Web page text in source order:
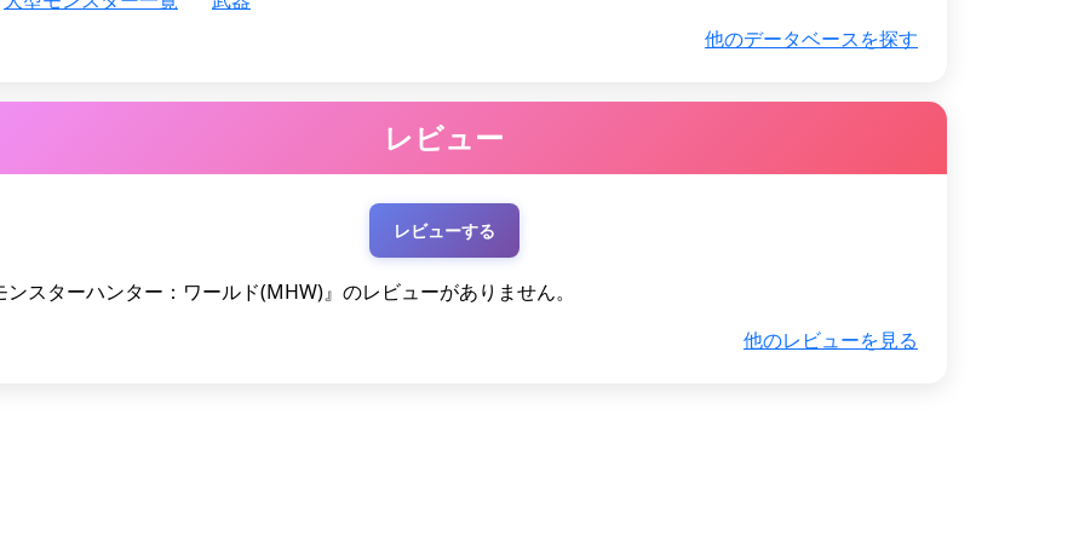
他のデータベースを探す
レビュー
レビューする
ンスターハンター：ワールド(MHW)』のレビューがありません。
他のレビューを見る